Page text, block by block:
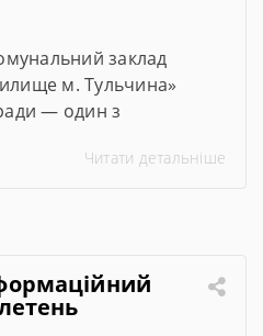
заклад
м. Тульчина»
— один з
освіти і науки
опановувати сучасні
спеціальності. Завдяки
Читати детальніше